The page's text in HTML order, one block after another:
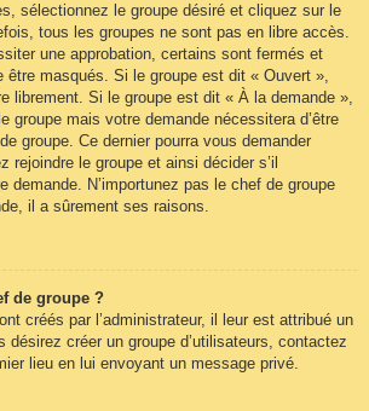
sélectionnez le groupe désiré et cliquez sur le
tous les groupes ne sont pas en libre accès.
une approbation, certains sont fermés et
être masqués. Si le groupe est dit « Ouvert »,
librement. Si le groupe est dit « À la demande »,
groupe mais votre demande nécessitera d’être
groupe. Ce dernier pourra vous demander
rejoindre le groupe et ainsi décider s’il
demande. N’importunez pas le chef de groupe
il a sûrement ses raisons.
de groupe ?
créés par l’administrateur, il leur est attribué un
désirez créer un groupe d’utilisateurs, contactez
lieu en lui envoyant un message privé.